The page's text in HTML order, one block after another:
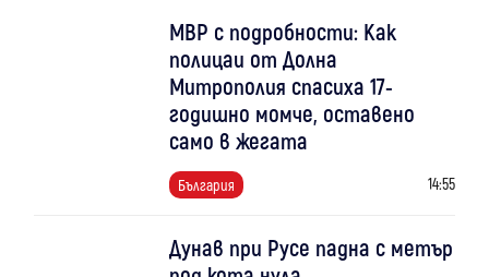
МВР с подробности: Как
полицаи от Долна
Митрополия спасиха 17-
годишно момче, оставено
само в жегата
България 14:55
Дунав при Русе падна с метър